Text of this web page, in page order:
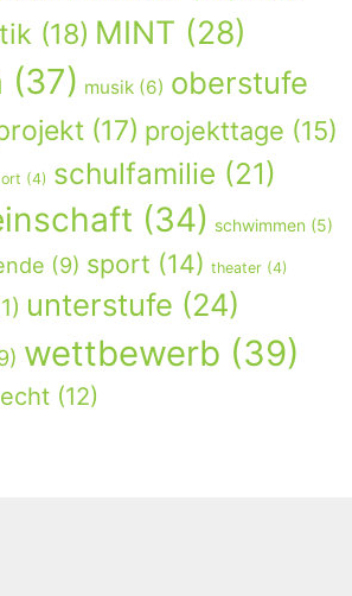
(18) MINT (28)
(37) musik (6) oberstufe
(17) projekttage (15)
(4) schulfamilie (21)
(34) schwimmen (5)
(9) sport (14) theater (4)
unterstufe (24)
wettbewerb (39)
(12)